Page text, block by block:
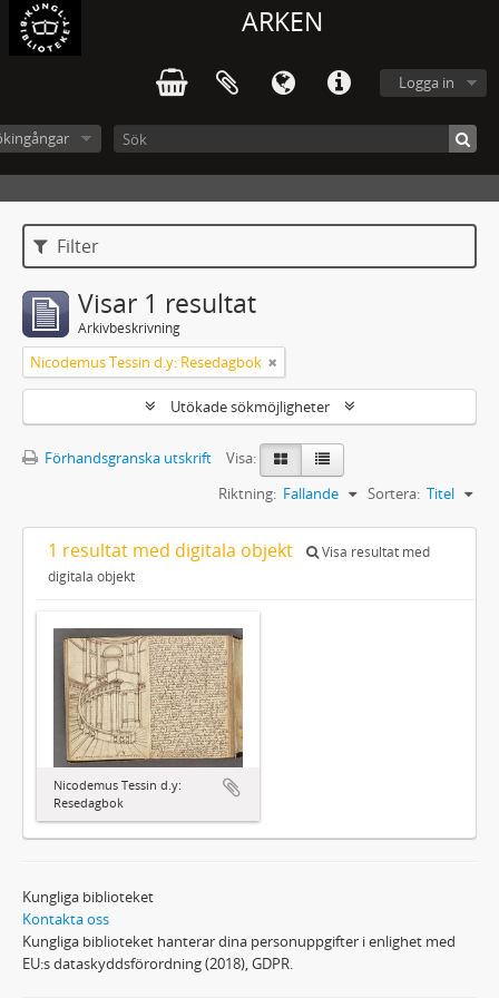
ARKEN
Logga in
Filter
Visar 1 resultat
Arkivbeskrivning
Nicodemus Tessin d.y: Resedagbok
Utökade sökmöjligheter
Förhandsgranska utskrift
Visa:
Sortera: Titel
Riktning: Fallande
1 resultat med digitala objekt
Visa resultat med
digitala objekt
Nicodemus Tessin d.y:
Resedagbok
Kungliga biblioteket
Kontakta oss
Kungliga biblioteket hanterar dina personuppgifter i enlighet med
EU:s dataskyddsförordning (2018), GDPR.